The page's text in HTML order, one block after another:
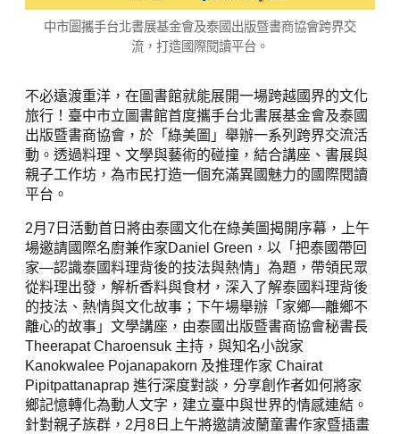
中市圖攜手台北書展基金會及泰國出版暨書商協會跨界交
流，打造國際閱讀平台。
不必遠渡重洋，在圖書館就能展開一場跨越國界的文化
旅行！臺中市立圖書館首度攜手台北書展基金會及泰國
出版暨書商協會，於「綠美圖」舉辦一系列跨界交流活
動。透過料理、文學與藝術的碰撞，結合講座、書展與
親子工作坊，為市民打造一個充滿異國魅力的國際閱讀
平台。
2月7日活動首日將由泰國文化在綠美圖揭開序幕，上午
場邀請國際名廚兼作家Daniel Green，以「把泰國帶回
家—認識泰國料理背後的技法與熱情」為題，帶領民眾
從料理出發，解析香料與食材，深入了解泰國料理背後
的技法、熱情與文化故事；下午場舉辦「家鄉—離鄉不
離心的故事」文學講座，由泰國出版暨書商協會秘書長
Theerapat Charoensuk 主持，與知名小說家
Kanokwalee Pojanapakorn 及推理作家 Chairat
Pipitpattanaprap 進行深度對談，分享創作者如何將家
鄉記憶轉化為動人文字，建立臺中與世界的情感連結。
針對親子族群，2月8日上午將邀請波蘭童書作家暨插畫